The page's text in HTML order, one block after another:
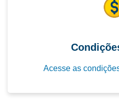
Forma de
• Consulta ou serviços:
Acesse as